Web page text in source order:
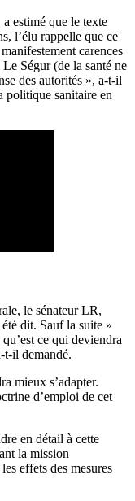
estimé que le texte
l’élu rappelle que ce
carences
Ségur (de la santé ne
des autorités », a-t-il
politique sanitaire en
le sénateur LR,
dit. Sauf la suite »
ce qui deviendra
t-il demandé.
mieux s’adapter.
d’emploi de cet
en détail à cette
la mission
effets des mesures